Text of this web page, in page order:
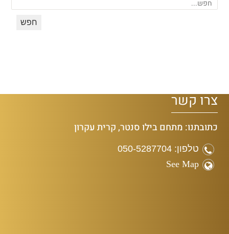
צרו קשר
כתובתנו: מתחם בילו סנטר, קרית עקרון
טלפון: 050-5287704
See Map